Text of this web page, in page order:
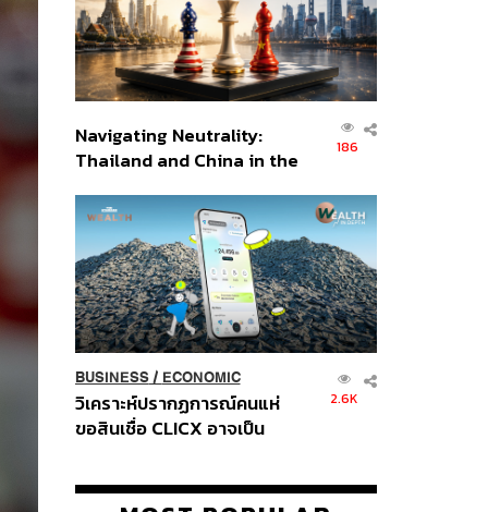
Navigating Neutrality:
Thailand and China in the
Order
186
BUSINESS/ ECONOMIC
วิเคราะห์ปรากฏการณ์คนแห่
ขอสินเชื่อ CLICX อาจเป็น
ปัญหาหนี้ครัวเรือนไทยที่ถูกซุก
2.6K